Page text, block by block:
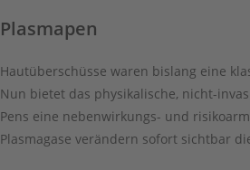
Plasmapen
Hautüberschüsse waren bislang eine
Nun bietet das physikalische, nicht-
Pens eine nebenwirkungs- und
Plasmagase verändern sofort sichtbar